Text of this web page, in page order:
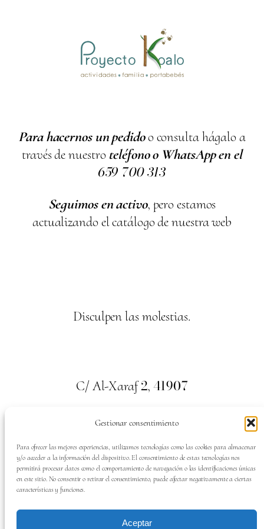
Gestionar consentimiento
Para ofrecer las mejores experiencias, utilizamos tecnologías como las cookies para almacenar
y/o acceder a la información del dispositivo. El consentimiento de estas tecnologías nos
permitirá procesar datos como el comportamiento de navegación o las identificaciones únicas
en este sitio. No consentir o retirar el consentimiento, puede afectar negativamente a ciertas
características y funciones.
Aceptar
Para hacernos un pedidoo consulta hágalo a
través de nuestro teléfono o WhatsApp en el
659 700313
Seguimos en activo, pero estamos
actualizando el catálogo de nuestra web
Disculpen las molestias.
C/ Al-Xaraf2, 41907
Valencina de la Concepción. Sevilla
Tel:659700313
SÍGUENOS EN: